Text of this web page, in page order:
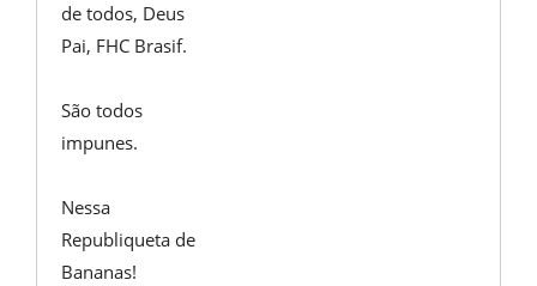
de todos, Deus
Pai, FHC Brasif.
São todos
impunes.
Nessa
Republiqueta de
Bananas!